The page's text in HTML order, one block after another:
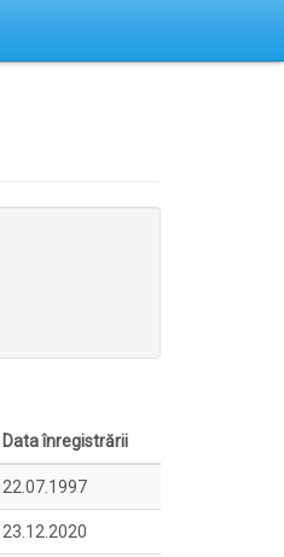
Data înregistrării
22.07.1997
23.12.2020